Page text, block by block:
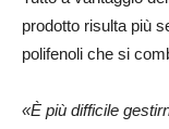
prodotto risulta più
polifenoli che si
«È più difficile